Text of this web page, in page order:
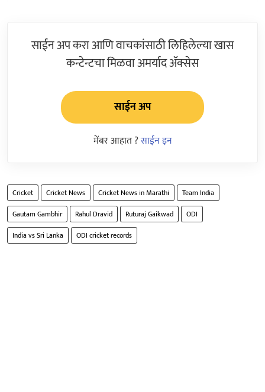
साईन अप करा आणि वाचकांसाठी लिहिलेल्या खास
कन्टेन्टचा मिळवा अमर्याद ॲक्सेस
साईन अप
मेंबर आहात ?साईन इन
Cricket Cricket News Cricket News in Marathi
Team India
Gautam Gambhir
Rahul Dravid Ruturaj Gaikwad
ODI
India vs Sri Lanka
ODI cricket records